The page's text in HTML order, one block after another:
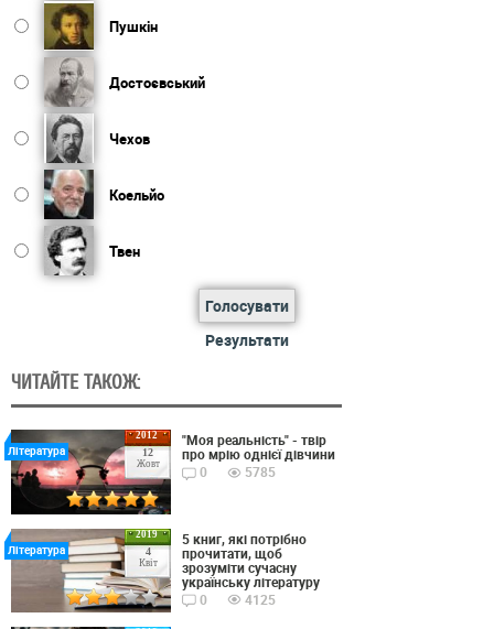
Пушкін
Достоєвський
Чехов
Коельйо
Твен
Голосувати
Результати
ЧИТАЙТЕ ТАКОЖ:
2012
12
Жовт
Література
"Моя реальність" - твір
про мрію однієї дівчини
0
5785
2019
4
Квіт
Література
5 книг, які потрібно
прочитати, щоб
зрозуміти сучасну
українську літературу
0
4125